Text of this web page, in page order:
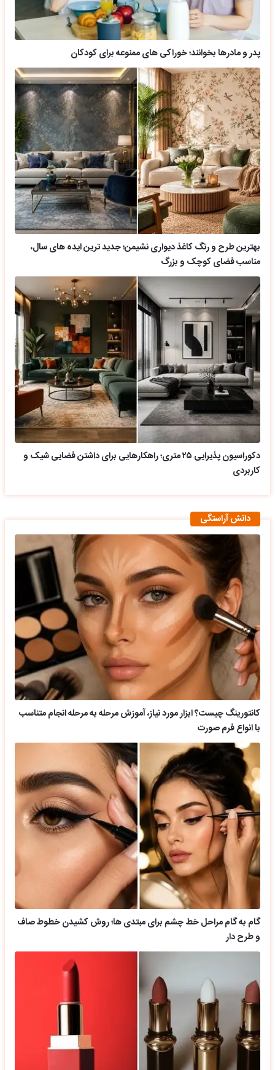
پدر و مادرها بخوانند؛ خوراکی های ممنوعه برای کودکان
بهترین طرح و رنگ کاغذ دیواری نشیمن؛ جدید ترین ایده های سال،
مناسب فضای کوچک و بزرگ
دکوراسیون پذیرایی ۲۵ متری؛ راهکارهایی برای داشتن فضایی شیک و
کاربردی
دانش آراستگی
کانتورینگ چیست؟ ابزار مورد نیاز، آموزش مرحله به مرحله انجام متناسب
با انواع فرم صورت
گام به گام مراحل خط چشم برای مبتدی ها؛ روش کشیدن خطوط صاف
و طرح دار